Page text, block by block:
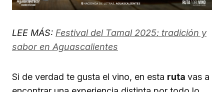
LEE MÁS: Festival del Tamal 2025: tradición y
sabor en Aguascalientes
Si de verdad te gusta el vino, en esta ruta vas a